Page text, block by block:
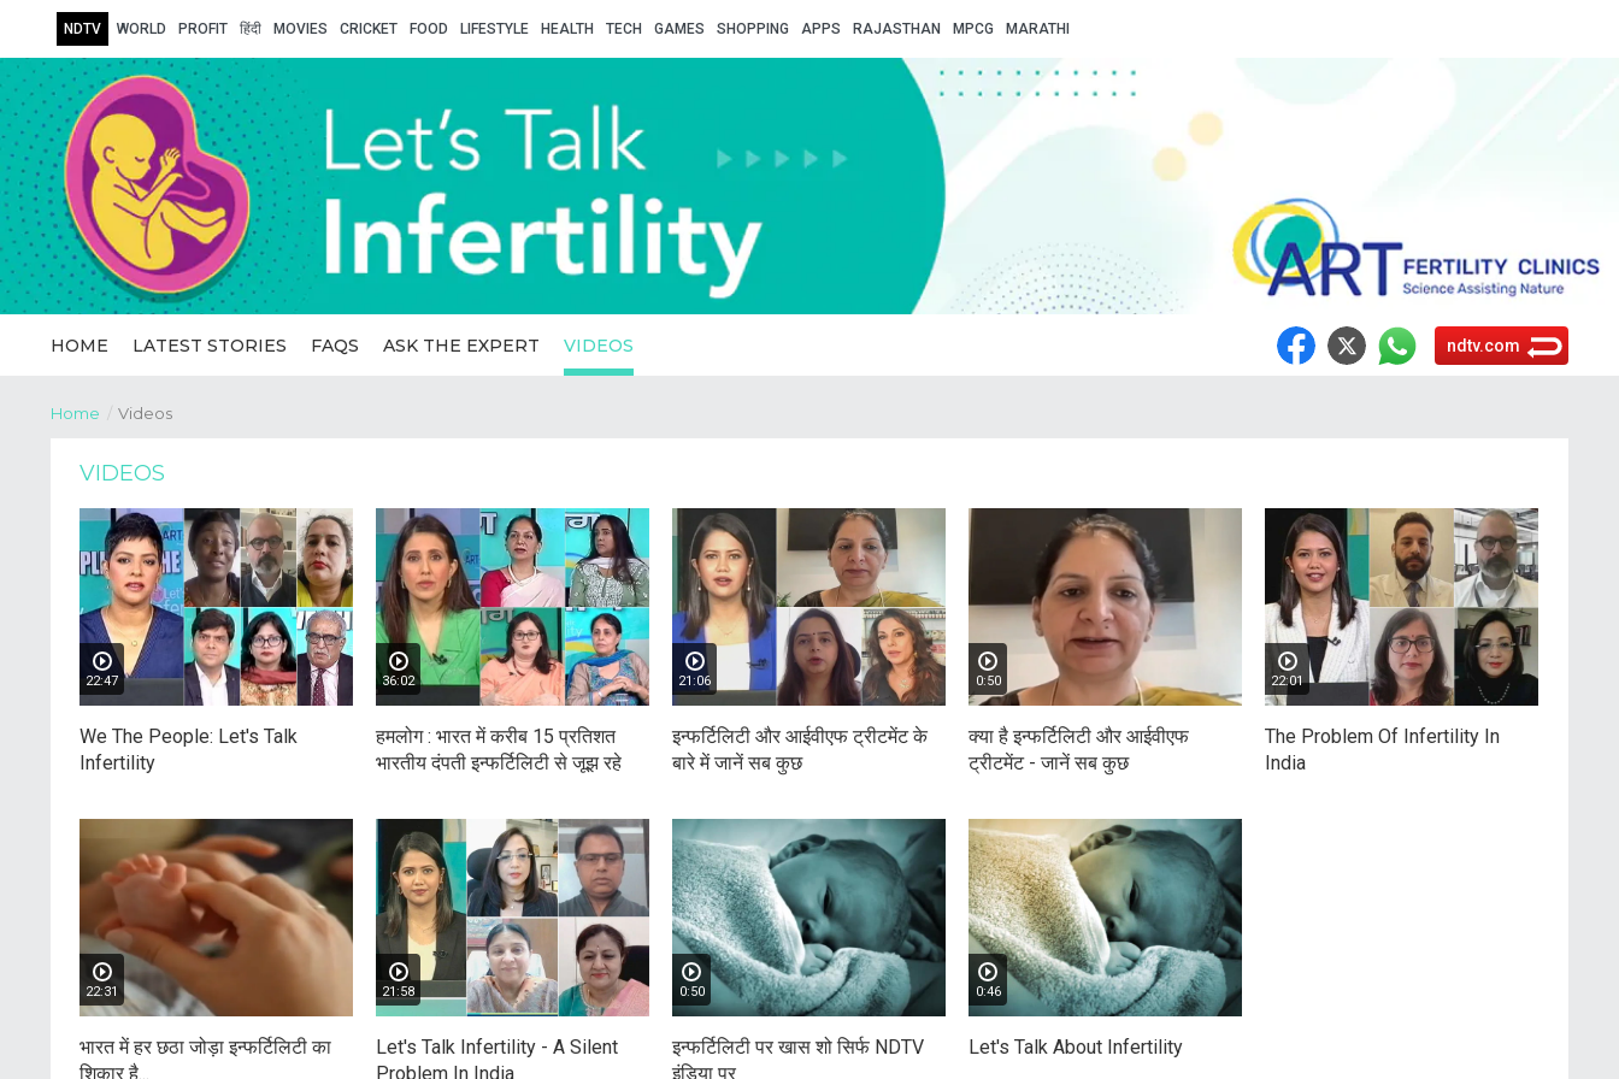
NDTV WORLD PROFIT हिंदी MOVIES CRICKET FOOD LIFESTYLE HEALTH TECH GAMES SHOPPING APPS RAJASTHAN MPCG MARATHI
HOME LATEST STORIES FAQS ASK THE EXPERT VIDEOS ndtv.com
Home / Videos
VIDEOS
22:47
We The People: Let's Talk
Infertility
36:02
हमलोग : भारत में करीब 15 प्रतिशत
भारतीय दंपती इन्फर्टिलिटी से जूझ रहे
21:06
इन्फर्टिलिटी और आईवीएफ ट्रीटमेंट के
बारे में जानें सब कुछ
0:50
क्या है इन्फर्टिलिटी और आईवीएफ
ट्रीटमेंट - जानें सब कुछ
22:01
The Problem Of Infertility In
India
22:31
भारत में हर छठा जोड़ा इन्फर्टिलिटी का
शिकार है...
21:58
Let's Talk Infertility - A Silent
Problem In India
0:50
इन्फर्टिलिटी पर खास शो सिर्फ NDTV
इंडिया पर
0:46
Let's Talk About Infertility